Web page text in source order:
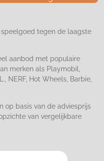
tegen de laagste
aanbod met populaire
merken als Playmobil,
NERF, Hot Wheels, Barbie,
op basis van de adviesprijs
van vergelijkbare